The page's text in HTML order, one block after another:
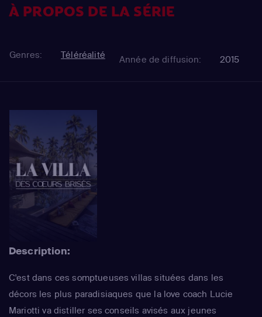
À PROPOS DE LA SÉRIE
Genres: Téléréalité Année de diffusion: 2015
Description:
C'est dans ces somptueuses villas situées dans les
décors les plus paradisiaques que la love coach Lucie
Mariotti va distiller ses conseils avisés aux jeunes